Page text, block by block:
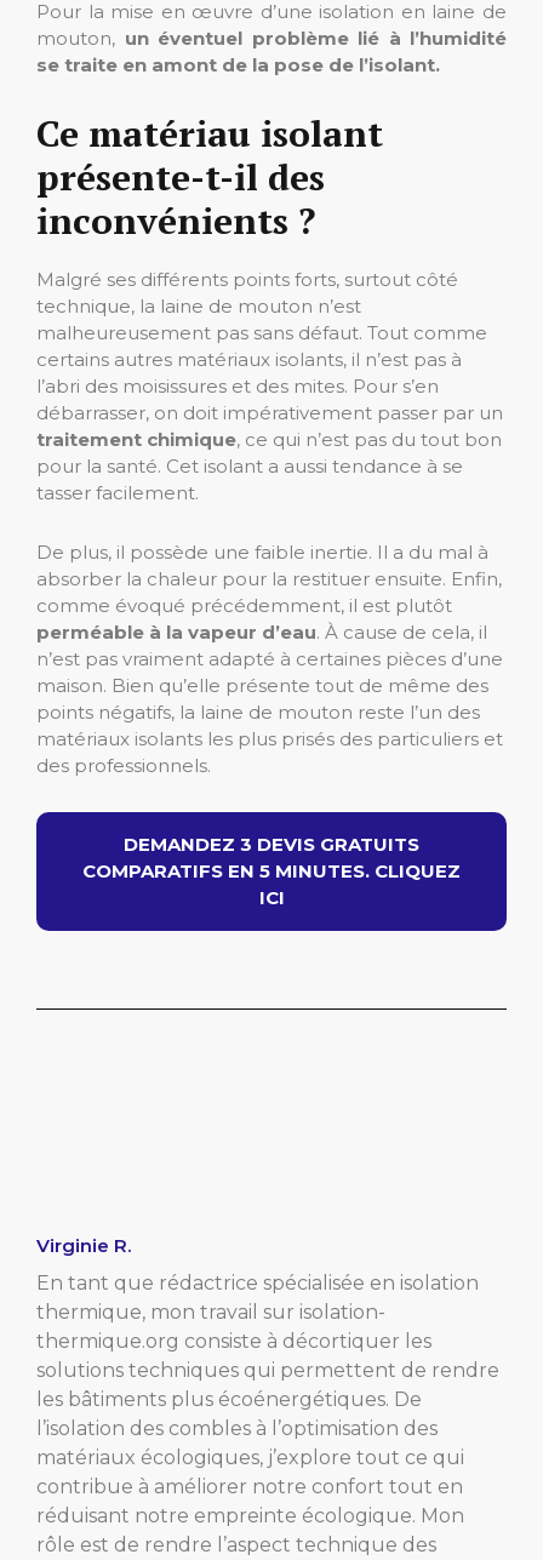
Pour la mise en œuvre d’une isolation en laine de
mouton, un éventuel problème lié à l’humidité
se traite en amont de la pose de l’isolant.
Ce matériau isolant
présente-t-il des
inconvénients ?
Malgré ses différents points forts, surtout côté
technique, la laine de mouton n’est
malheureusement pas sans défaut. Tout comme
certains autres matériaux isolants, il n’est pas à
l’abri des moisissures et des mites. Pour s’en
débarrasser, on doit impérativement passer par un
traitement chimique, ce qui n’est pas du tout bon
pour la santé. Cet isolant a aussi tendance à se
tasser facilement.
De plus, il possède une faible inertie. Il a du mal à
absorber la chaleur pour la restituer ensuite. Enfin,
comme évoqué précédemment, il est plutôt
perméable à la vapeur d’eau. À cause de cela, il
n’est pas vraiment adapté à certaines pièces d’une
maison. Bien qu’elle présente tout de même des
points négatifs, la laine de mouton reste l’un des
matériaux isolants les plus prisés des particuliers et
des professionnels.
DEMANDEZ 3 DEVIS GRATUITS
COMPARATIFS EN 5 MINUTES. CLIQUEZ
ICI
Virginie R.
En tant que rédactrice spécialisée en isolation
thermique, mon travail sur isolation-
thermique.org consiste à décortiquer les
solutions techniques qui permettent de rendre
les bâtiments plus écoénergétiques. De
l’isolation des combles à l’optimisation des
matériaux écologiques, j’explore tout ce qui
contribue à améliorer notre confort tout en
réduisant notre empreinte écologique. Mon
rôle est de rendre l’aspect technique des